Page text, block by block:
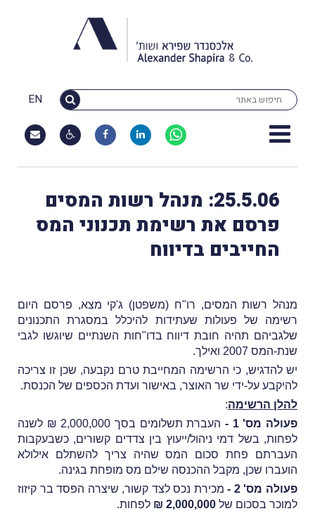
EN
25.5.06: מנהל רשות המסים
פרסם את רשימת תכנוני המס
החייבים בדיווח
מנהל רשות המסים, רו"ח (משפטן) ג'קי מצא, פרסם היום
רשימה של פעולות שעתידות להיכלל במסגרת התכנונים
שלגביהם תהיה חובת דיווח בדו"חות השנתיים שיוגשו לגבי
שנת-המס 2007 ואילך.
יש להדגיש, כי הרשימה המחייבת טרם נקבעה, שכן זו צריכה
להיקבע על-ידי שר האוצר, באישור ועדת הכספים של הכנסת.
להלן הרשימה:
פעולה מס' 1 -
העברת תשלומים בסך 2,000,000 ₪ לשנה
לפחות, בשל דמי ניהול/ייעוץ בין צדדים קשורים, כשבעקבות
העברתם פחת סכום המס שהיה צריך להשתלם אילולא
הועברו שכן, מקבל ההכנסה שילם מס מופחת בגינה.
פעולה מס' 2 -
מכירת נכס לצד קשור, שיצרה הפסד בר קיזוז
למוכר בסכום של 2,000,000 ₪
לפחות.